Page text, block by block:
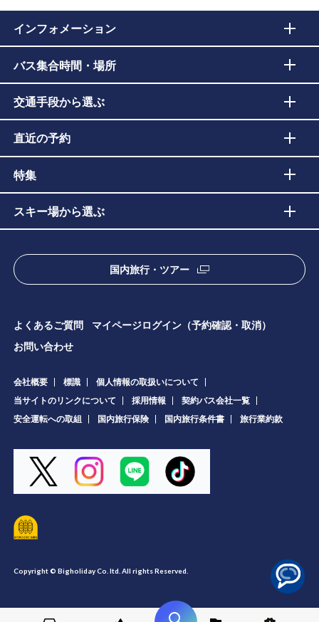
インフォメーション
バス集合時間・場所
交通手段から選ぶ
直近の予約
特集
スキー場から選ぶ
国内旅行・ツアー
よくあるご質問
マイページログイン（予約確認・取消）
お問い合わせ
会社概要 標識
個人情報の取扱いについて
当サイトのリンクについて
採用情報
契約バス会社一覧
安全運転への取組
国内旅行保険 国内旅行条件書 旅行業約款
Copyright © Bigholiday Co. ltd. All rights Reserved.